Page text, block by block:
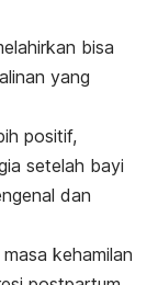
bisa
yang
positif,
setelah bayi
dan
kehamilan